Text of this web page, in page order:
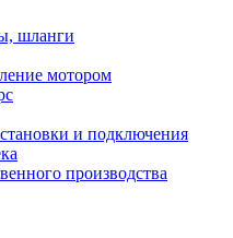
шланги
мотором
и подключения
производства